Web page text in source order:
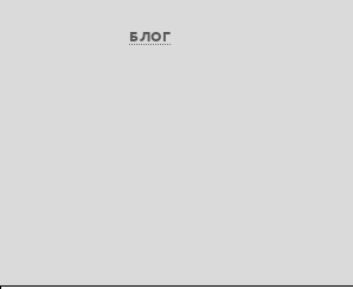
БЛОГ